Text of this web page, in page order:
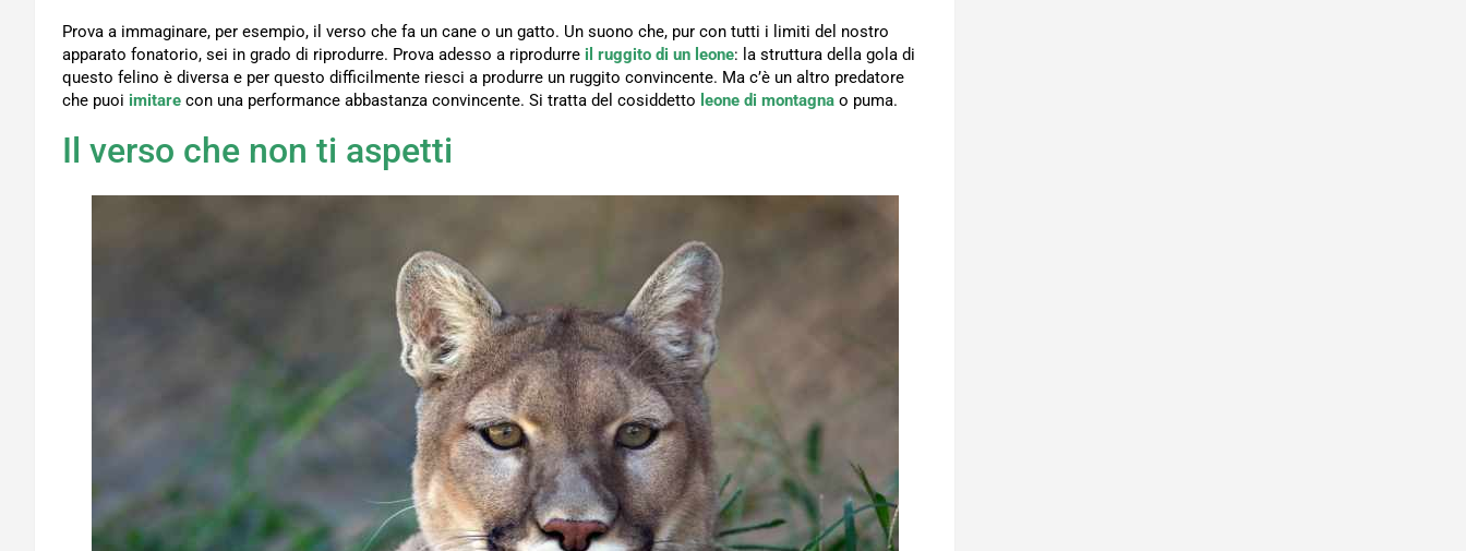
Prova a immaginare, per esempio, il verso che fa un cane o un gatto. Un suono che, pur con tutti i limiti del nostro
apparato fonatorio, sei in grado di riprodurre. Prova adesso a riprodurre il ruggito di un leone: la struttura della gola di
questo felino è diversa e per questo difficilmente riesci a produrre un ruggito convincente. Ma c’è un altro predatore
che puoi imitare con una performance abbastanza convincente. Si tratta del cosiddetto leone di montagna o puma.
Il verso che non ti aspetti